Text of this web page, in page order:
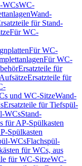
WCsWC-
Wand-
für Stand-
Für WC-
Für WC-
Für WC-
Ersatzteile für
Ersatzteile für
und WC-SitzeWand-
Ersatzteile für Tiefspül-
WCsStand-
für AP-Spülkasten
Spülkasten
WCsFlachspül-
für WCs, aus
für WC-SitzeWC-